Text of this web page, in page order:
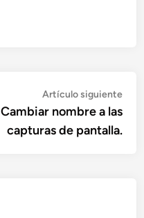
Artículo siguiente
Cambiar nombre a las
capturas de pantalla.